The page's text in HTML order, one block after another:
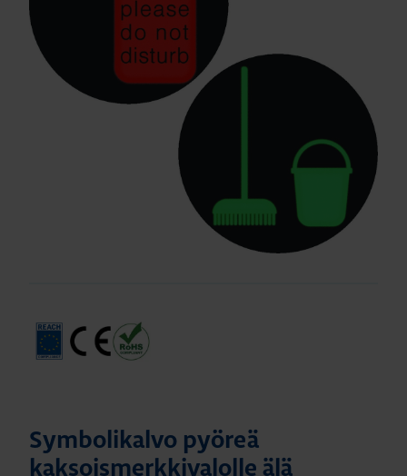
Symbolikalvo pyöreä
kaksoismerkkivalolle älä